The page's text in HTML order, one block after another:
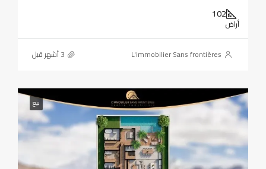
102
أراض
L'immobilier Sans frontières
بيع